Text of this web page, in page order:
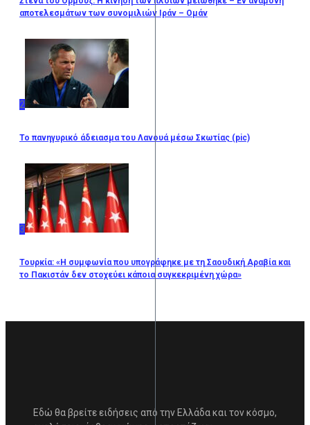
αποτελεσμάτων των συνομιλιών Ιράν – Ομάν
2
Το πανηγυρικό άδειασμα του Λανουά μέσω Σκωτίας (pic)
3
Τουρκία: «Η συμφωνία που υπογράφηκε με τη Σαουδική Αραβία και
το Πακιστάν δεν στοχεύει κάποια συγκεκριμένη χώρα»
Εδώ θα βρείτε ειδήσεις από την Ελλάδα και τον κόσμο,